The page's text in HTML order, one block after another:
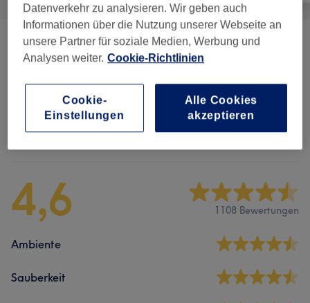
Maniküre & Pediküre (14) ab 18 €
Nagelmodellage (9) ab 5 €
Salonbewertungen
4,6 1108 Bewertungen
Ambiente
Sauberkeit
Datenverkehr zu analysieren. Wir geben auch
Informationen über die Nutzung unserer Webseite an
unsere Partner für soziale Medien, Werbung und
Analysen weiter. Cookie-Richtlinien
Cookie-
Einstellungen
Alle Cookies
akzeptieren